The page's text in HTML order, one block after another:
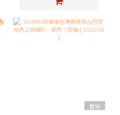
售完